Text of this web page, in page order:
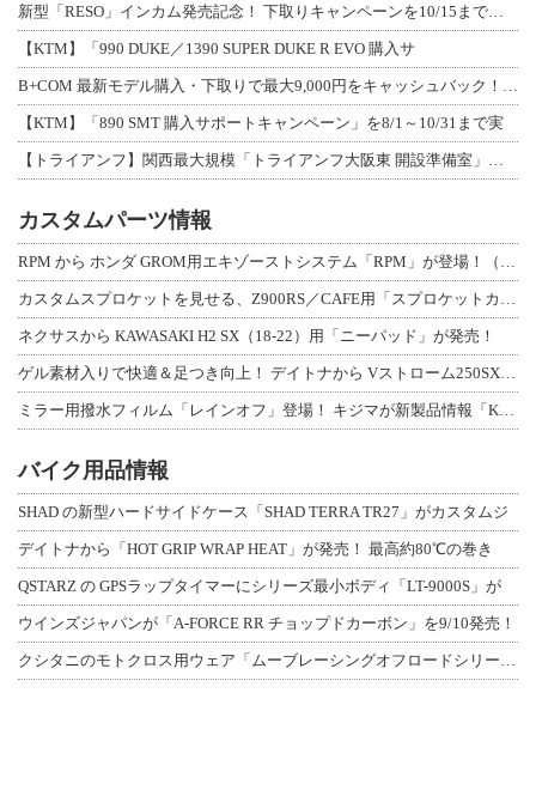
新型「RESO」インカム発売記念！ 下取りキャンペーンを10/15まで延長して開
【KTM】「990 DUKE／1390 SUPER DUKE R EVO 購入サ
B+COM 最新モデル購入・下取りで最大9,000円をキャッシュバック！「B+F
【KTM】「890 SMT 購入サポートキャンペーン」を8/1～10/31まで実
【トライアンフ】関西最大規模「トライアンフ大阪東 開設準備室」がオープン！ 限定
カスタムパーツ情報
RPM から ホンダ GROM用エキゾーストシステム「RPM」が登場！（動画あり
カスタムスプロケットを見せる、Z900RS／CAFE用「スプロケットカバーフルキ
ネクサスから KAWASAKI H2 SX（18-22）用「ニーパッド」が発売！
ゲル素材入りで快適＆足つき向上！ デイトナから Vストローム250SX用「快適ロ
ミラー用撥水フィルム「レインオフ」登場！ キジマが新製品情報「KIJIMA NE
バイク用品情報
SHAD の新型ハードサイドケース「SHAD TERRA TR27」がカスタムジ
デイトナから「HOT GRIP WRAP HEAT」が発売！ 最高約80℃の巻き
QSTARZ の GPSラップタイマーにシリーズ最小ボディ「LT-9000S」が
ウインズジャパンが「A-FORCE RR チョップドカーボン」を9/10発売！
クシタニのモトクロス用ウェア「ムーブレーシングオフロードシリーズ」3アイテムが登